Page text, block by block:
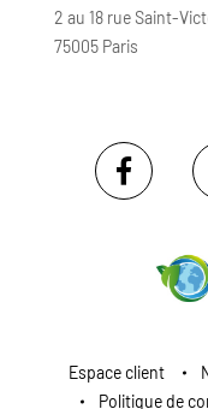
2 au 18 rue Saint-
75005 Paris
Espace client
Politique de